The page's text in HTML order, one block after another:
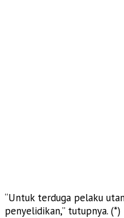
“Untuk terduga pelaku
penyelidikan,” tutupnya. (*)